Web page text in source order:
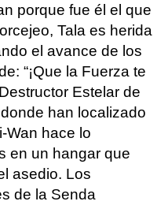
porque fue él el que
Tala es herida
el avance de los
“¡Que la Fuerza te
Estelar de
han localizado
Wan hace lo
en un hangar que
asedio. Los
de la Senda